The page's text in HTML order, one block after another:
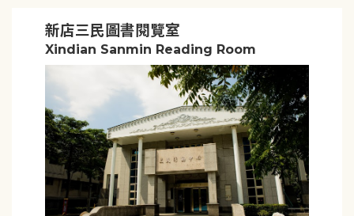
新店三民圖書閱覽室
Xindian Sanmin Reading Room